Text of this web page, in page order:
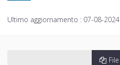
Ultimo aggiornamento : 07-08-2024
File